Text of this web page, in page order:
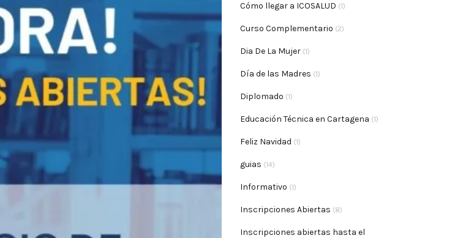
Cómo llegar a ICOSALUD (1)
Curso Complementario (2)
Dia De La Mujer(1)
Día de las Madres (1)
Diplomado (1)
Educación Técnica en Cartagena (1)
Feliz Navidad (1)
guias (14)
Informativo (1)
Inscripciones Abiertas (8)
Inscripciones abiertas hasta el